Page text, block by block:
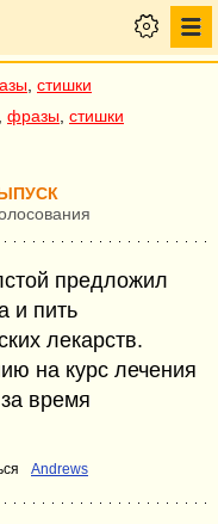
стишки
фразы стишки
предложил
и пить
лекарств.
на курс лечения
время
Andrews